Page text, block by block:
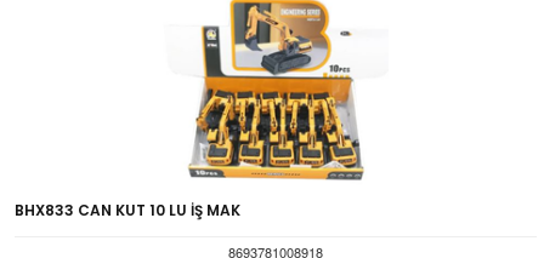
BHX833 CAN KUT 10 LU İŞ MAK
8693781008918